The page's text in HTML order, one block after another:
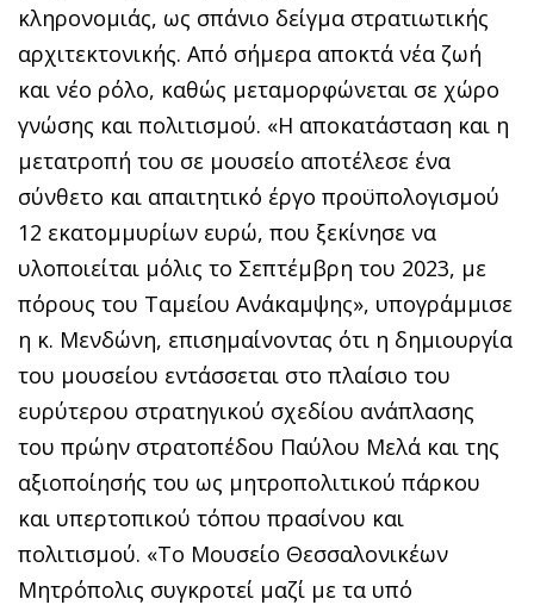
κληρονομιάς, ως σπάνιο δείγμα στρατιωτικής
αρχιτεκτονικής. Από σήμερα αποκτά νέα ζωή
και νέο ρόλο, καθώς μεταμορφώνεται σε χώρο
γνώσης και πολιτισμού. «Η αποκατάσταση και η
μετατροπή του σε μουσείο αποτέλεσε ένα
σύνθετο και απαιτητικό έργο προϋπολογισμού
12 εκατομμυρίων ευρώ, που ξεκίνησε να
υλοποιείται μόλις το Σεπτέμβρη του 2023, με
πόρους του Ταμείου Ανάκαμψης», υπογράμμισε
η κ. Μενδώνη, επισημαίνοντας ότι η δημιουργία
του μουσείου εντάσσεται στο πλαίσιο του
ευρύτερου στρατηγικού σχεδίου ανάπλασης
του πρώην στρατοπέδου Παύλου Μελά και της
αξιοποίησής του ως μητροπολιτικού πάρκου
και υπερτοπικού τόπου πρασίνου και
πολιτισμού. «Το Μουσείο Θεσσαλονικέων
Μητρόπολις συγκροτεί μαζί με τα υπό